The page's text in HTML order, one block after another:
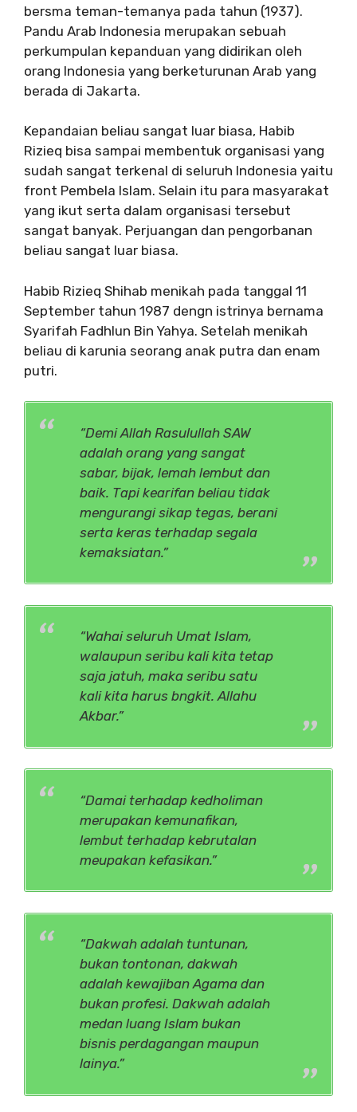
bersma teman-temanya pada tahun (1937).
Pandu Arab Indonesia merupakan sebuah
perkumpulan kepanduan yang didirikan oleh
orang Indonesia yang berketurunan Arab yang
berada di Jakarta.
Kepandaian beliau sangat luar biasa, Habib
Rizieq bisa sampai membentuk organisasi yang
sudah sangat terkenal di seluruh Indonesia yaitu
front Pembela Islam. Selain itu para masyarakat
yang ikut serta dalam organisasi tersebut
sangat banyak. Perjuangan dan pengorbanan
beliau sangat luar biasa.
Habib Rizieq Shihab menikah pada tanggal 11
September tahun 1987 dengn istrinya bernama
Syarifah Fadhlun Bin Yahya. Setelah menikah
beliau di karunia seorang anak putra dan enam
putri.
“Demi Allah Rasulullah SAW
adalah orang yang sangat
sabar, bijak, lemah lembut dan
baik. Tapi kearifan beliau tidak
mengurangi sikap tegas, berani
serta keras terhadap segala
kemaksiatan.”
“Wahai seluruh Umat Islam,
walaupun seribu kali kita tetap
saja jatuh, maka seribu satu
kali kita harus bngkit. Allahu
Akbar.”
“Damai terhadap kedholiman
merupakan kemunafikan,
lembut terhadap kebrutalan
meupakan kefasikan.”
“Dakwah adalah tuntunan,
bukan tontonan, dakwah
adalah kewajiban Agama dan
bukan profesi. Dakwah adalah
medan luang Islam bukan
bisnis perdagangan maupun
lainya.”